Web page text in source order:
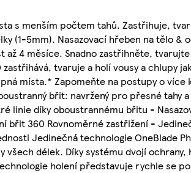
s menším počtem tahů. Zastřihuje,
(1-5mm). Nasazovací hřeben na tělo &
4 měsíce. Snadno zastřihněte,
tvaruje a holí vousy a chlupy
místa.* Zapomeňte na postupy o více
břit: navržený pro přesné tahy
linie díky oboustrannému břitu -
břit 360 Rovnoměrné zastřižení -
Jedinečná technologie OneBlade
délek. Díky systému dvojí
holení představuje rychle se